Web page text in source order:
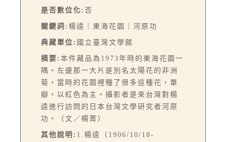
是否數位化: 否
關鍵詞: 楊逵｜東海花園｜河原功
典藏單位: 國立臺灣文學館
摘要: 本件藏品為1973年時的東海花園一
隅。左邊那一大片是別名太陽花的非洲
菊，當時的花園裡種了很多這種花，單
瓣，以紅色為主。攝影者是來台灣對楊
逵進行訪問的日本台灣文學研究者河原
功。（文／楊菁）
其他說明: 1.楊逵（1906/10/18-